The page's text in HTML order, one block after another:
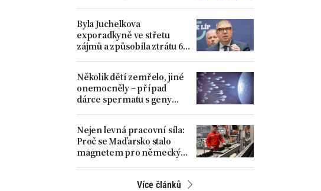
Byla Juchelkova
exporadkyně ve střetu
zájmů a způsobila ztrátu 64
ministr
Několik dětí zemřelo, jiné
onemocněly – případ
dárce spermatu s geny
Nejen levná pracovní síla:
Proč se Maďarsko stalo
magnetem pro německý
Více článků